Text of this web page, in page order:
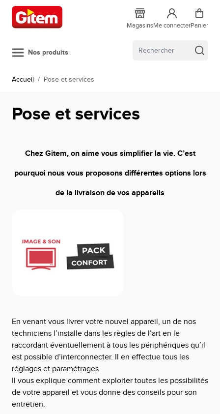
Allez au contenu
MagasinsMe connecterPanier
Nos produits
Accueil / Pose et services
Pose et services
Chez Gitem, on aime vous simplifier la vie. C’est
pourquoi nous vous proposons différentes options lors
de la livraison de vos appareils
En venant vous livrer votre nouvel appareil, un de nos
techniciens l’installe dans les règles de l’art en le
raccordant éventuellement à tous les périphériques qu’il
est possible d’interconnecter. Il en effectue tous les
réglages et paramétrages.
Il vous explique comment exploiter toutes les possibilités
de votre appareil et vous donne des conseils pour son
entretien.